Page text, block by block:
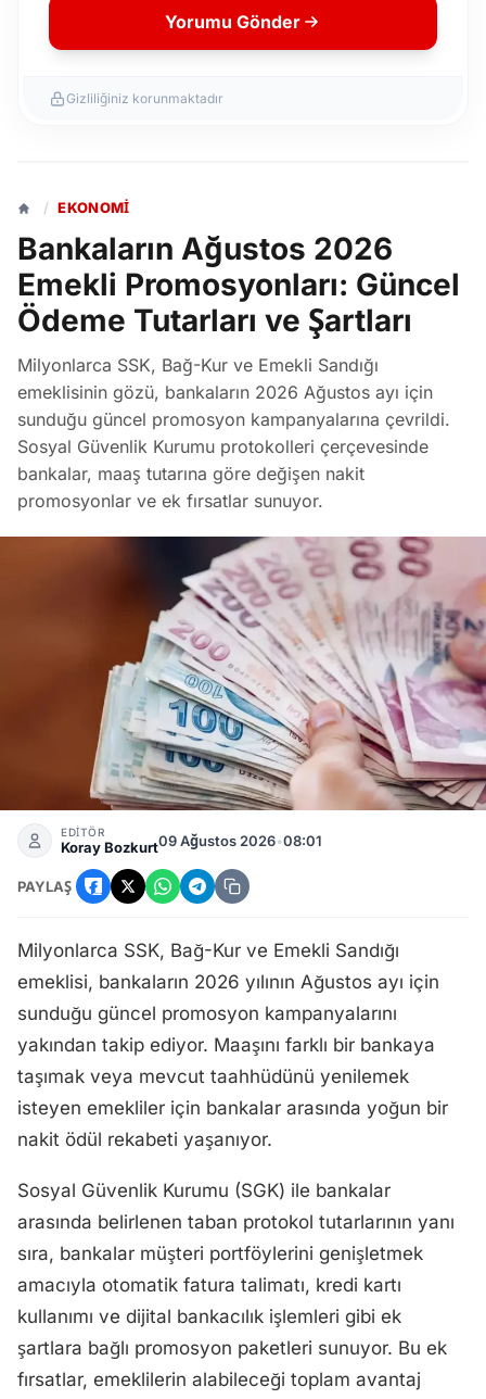
Yorumu Gönder
Gizliliğiniz korunmaktadır
/ EKONOMI
Bankaların Ağustos 2026
Emekli Promosyonları: Güncel
Ödeme Tutarları ve Şartları
Milyonlarca SSK, Bağ-Kur ve Emekli Sandığı
emeklisinin gözü, bankaların 2026 Ağustos ayı için
sunduğu güncel promosyon kampanyalarına çevrildi.
Sosyal Güvenlik Kurumu protokolleri çerçevesinde
bankalar, maaş tutarına göre değişen nakit
promosyonlar ve ek fırsatlar sunuyor.
Bankaların Ağustos 2026 Emekli Promosyonları: Güncel
EDİTÖR
Koray Bozkurt09 Ağustos 2026•08:01
PAYLAŞ
Milyonlarca SSK, Bağ-Kur ve Emekli Sandığı
emeklisi, bankaların 2026 yılının Ağustos ayı için
sunduğu güncel promosyon kampanyalarını
yakından takip ediyor. Maaşını farklı bir bankaya
taşımak veya mevcut taahhüdünü yenilemek
isteyen emekliler için bankalar arasında yoğun bir
nakit ödül rekabeti yaşanıyor.
Sosyal Güvenlik Kurumu (SGK) ile bankalar
arasında belirlenen taban protokol tutarlarının yanı
sıra, bankalar müşteri portföylerini genişletmek
amacıyla otomatik fatura talimatı, kredi kartı
kullanımı ve dijital bankacılık işlemleri gibi ek
şartlara bağlı promosyon paketleri sunuyor. Bu ek
fırsatlar, emeklilerin alabileceği toplam avantaj